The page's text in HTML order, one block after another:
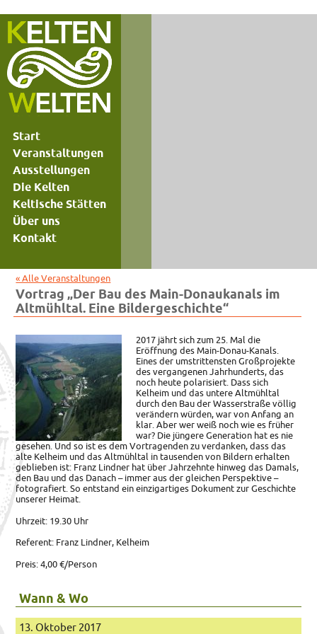
Start
Veranstaltungen
Ausstellungen
Die Kelten
Keltische Stätten
Über uns
Kontakt
« Alle Veranstaltungen
Vortrag „Der Bau des Main-Donaukanals im
Altmühltal. Eine Bildergeschichte“
2017 jährt sich zum 25. Mal die
Eröffnung des Main-Donau-Kanals.
Eines der umstrittensten Großprojekte
des vergangenen Jahrhunderts, das
noch heute polarisiert. Dass sich
Kelheim und das untere Altmühltal
durch den Bau der Wasserstraße völlig
verändern würden, war von Anfang an
klar. Aber wer weiß noch wie es früher
war? Die jüngere Generation hat es nie
gesehen. Und so ist es dem Vortragenden zu verdanken, dass das
alte Kelheim und das Altmühltal in tausenden von Bildern erhalten
geblieben ist: Franz Lindner hat über Jahrzehnte hinweg das Damals,
den Bau und das Danach – immer aus der gleichen Perspektive –
fotografiert. So entstand ein einzigartiges Dokument zur Geschichte
unserer Heimat.
Uhrzeit: 19.30 Uhr
Referent: Franz Lindner, Kelheim
Preis: 4,00 €/Person
Wann & Wo
13. Oktober 2017